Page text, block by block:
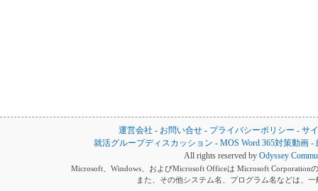
運営会社 - お問い合せ - プライバシーポリシー - サ
就活グループディスカッション -MOS Word 365対策動画 -
All rights reserved by Odyssey
Microsoft、Windows、およびMicrosoft Officeは Microsoft Corporation
また、その他システム名、プログラム名などは、